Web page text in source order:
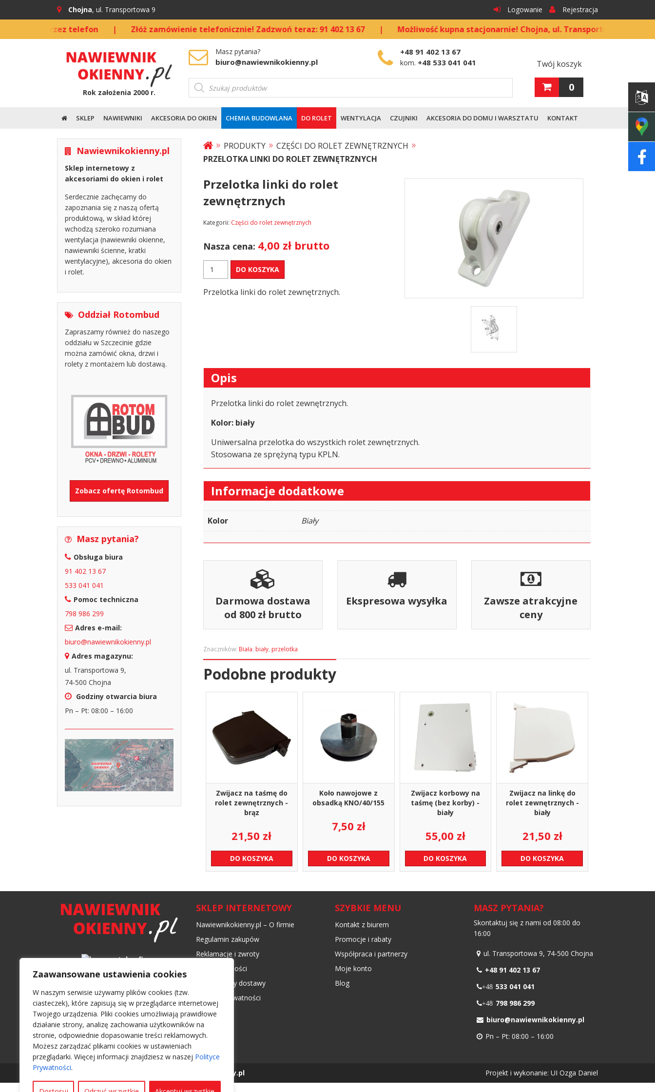
Zaawansowane ustawienia cookies
W naszym serwisie używamy plików cookies (tzw.
ciasteczek), które zapisują się w przeglądarce internetowej
Twojego urządzenia. Pliki cookies umożliwiają prawidłowe
działanie strony, analizę zachowania użytkowników na
stronie, odpowiednie dopasowanie treści reklamowych.
Możesz zarządzać plikami cookies w ustawieniach
przeglądarki. Więcej informacji znajdziesz w naszej Polityce
Prywatności.
Chojna, ul. Transportowa 9 Logowanie Rejestracja
przez telefon | Złóż zamówienie telefonicznie! Zadzwoń teraz: 91 402 13 67 | Możliwość kupna stacjonarnie! Chojna, ul. Transportowa 9
Rok założenia 2000 r.
Masz pytania?
biuro@nawiewnikokienny.pl
+48 91 402 13 67
kom. +48 533 041 041
Wyszukiwarka
produktów
Twój koszyk
0
SKLEP NAWIEWNIKI AKCESORIA DO OKIEN CHEMIA BUDOWLANA DO ROLET WENTYLACJA CZUJNIKI AKCESORIA DO DOMU I WARSZTATU KONTAKT
» PRODUKTY » CZĘŚCI DO ROLET ZEWNĘTRZNYCH »
PRZELOTKA LINKI DO ROLET ZEWNĘTRZNYCH
Przelotka linki do rolet
zewnętrznych
Kategorii: Części do rolet zewnętrznych
Nasza cena: 4,00 zł brutto
Przelotka
do
DO KOSZYKA
Przelotka linki do rolet zewnętrznych.
Opis
Przelotka linki do rolet zewnętrznych.
Kolor: biały
Uniwersalna przelotka do wszystkich rolet zewnętrznych.
Stosowana ze sprężyną typu KPLN.
Informacje dodatkowe
Kolor Biały
Darmowa dostawa
od 800 zł brutto
Ekspresowa wysyłka
Zawsze atrakcyjne
ceny
Znaczników: Biała, biały, przelotka
Podobne produkty
Zwijacz na taśmę do
rolet zewnętrznych -
brąz
21,50 zł
DO KOSZYKA
Koło nawojowe z
obsadką KNO/40/155
7,50 zł
DO KOSZYKA
Zwijacz korbowy na
taśmę (bez korby) -
biały
55,00 zł
DO KOSZYKA
Zwijacz na linkę do
rolet zewnętrznych -
biały
21,50 zł
DO KOSZYKA
Nawiewnikokienny.pl
Sklep internetowy z
akcesoriami do okien i rolet
Serdecznie zachęcamy do
zapoznania się z naszą ofertą
produktową, w skład której
wchodzą szeroko rozumiana
wentylacja (nawiewniki okienne,
nawiewniki ścienne, kratki
wentylacyjne), akcesoria do okien
i rolet.
Oddział Rotombud
Zapraszamy również do naszego
oddziału w Szczecinie gdzie
można zamówić okna, drzwi i
rolety z montażem lub dostawą.
Zobacz ofertę Rotombud
Masz pytania?
Obsługa biura
91 402 13 67
533 041 041
Pomoc techniczna
798 986 299
Adres e-mail:
biuro@nawiewnikokienny.pl
Adres magazynu:
ul. Transportowa 9,
74-500 Chojna
Godziny otwarcia biura
Pn – Pt: 08:00 – 16:00
SKLEP INTERNETOWY
Nawiewnikokienny.pl – O firmie
Regulamin zakupów
Reklamacje i zwroty
Formy płatności
Czas i koszty dostawy
Polityka prywatności
SZYBKIE MENU
Kontakt z biurem
Promocje i rabaty
Współpraca i partnerzy
Moje konto
Blog
MASZ PYTANIA?
Skontaktuj się z nami od 08:00 do
16:00
ul. Transportowa 9, 74-500 Chojna
+48 91 402 13 67
+48 533 041 041
+48 798 986 299
biuro@nawiewnikokienny.pl
Pn – Pt: 08:00 – 16:00
Wszelkie prawa zastrzeżone 2026 - Nawiewnikokienny.pl Projekt i wykonanie: UI Ozga Daniel